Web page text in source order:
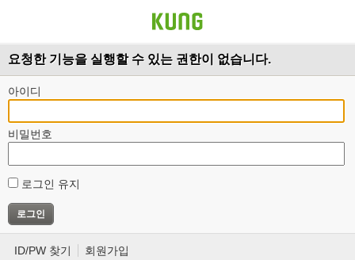
요청한 기능을 실행할 수 있는 권한이 없습니다.
아이디
비밀번호
로그인 유지
ID/PW 찾기 회원가입